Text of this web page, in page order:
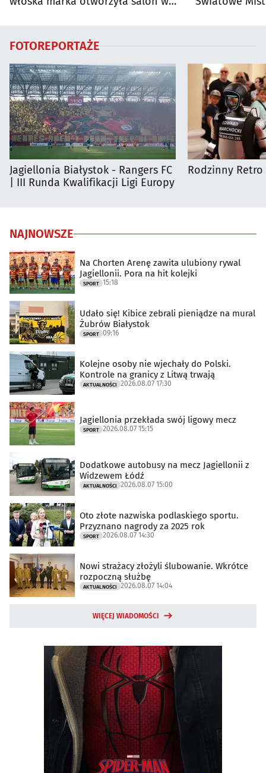
FOTOREPORTAŻE
Jagiellonia Białystok - Rangers FC
| III Runda Kwalifikacji Ligi Europy
Rodzinny Retro
NAJNOWSZE
Na Chorten Arenę zawita ulubiony rywal
Jagiellonii. Pora na hit kolejki
SPORT 15:18
Udało się! Kibice zebrali pieniądze na mural
Żubrów Białystok
SPORT 09:16
Kolejne osoby nie wjechały do Polski.
Kontrole na granicy z Litwą trwają
AKTUALNOŚCI 2026.08.07 17:30
Jagiellonia przekłada swój ligowy mecz
SPORT 2026.08.07 15:15
Dodatkowe autobusy na mecz Jagiellonii z
Widzewem Łódź
AKTUALNOŚCI 2026.08.07 15:00
Oto złote nazwiska podlaskiego sportu.
Przyznano nagrody za 2025 rok
SPORT 2026.08.07 14:30
Nowi strażacy złożyli ślubowanie. Wkrótce
rozpoczną służbę
AKTUALNOŚCI 2026.08.07 14:04
WIĘCEJ WIADOMOŚCI